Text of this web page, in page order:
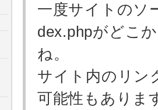
一度サイトのソ
dex.phpがどこ
ね。
サイト内のリン
可能性もありま